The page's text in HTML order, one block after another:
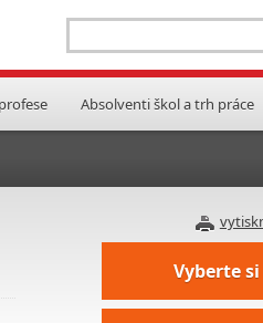
Absolventi škol a trh práce
Vyberte